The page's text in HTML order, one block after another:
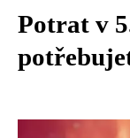
Potrat v